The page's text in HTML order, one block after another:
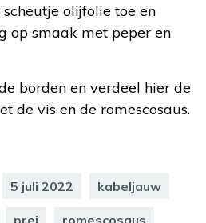
olijfolie toe en
op smaak met peper en
borden en verdeel hier de
de vis en de romescosaus.
5 juli 2022 kabeljauw
prei romescosaus